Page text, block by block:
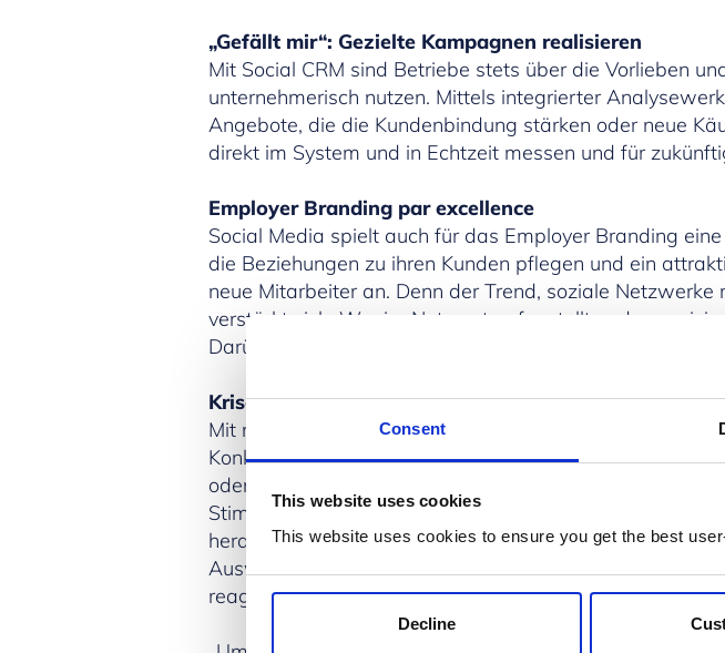
Consent
This website uses cookies
This website uses cookies to ensure you get the best
Decline
„Gefällt mir“: Gezielte Kampagnen realisieren
Mit Social CRM sind Betriebe stets über die Vorlieben
unternehmerisch nutzen. Mittels integrierter
Angebote, die die Kundenbindung stärken oder neue
direkt im System und in Echtzeit messen und für
Employer Branding par excellence
Social Media spielt auch für das Employer Branding
die Beziehungen zu ihren Kunden pflegen und ein
neue Mitarbeiter an. Denn der Trend, soziale
verstärkt sich. Wer im Netz gut aufgestellt und
Darüber hinaus lassen sich Anregungen und Fragen zu
Krisen ad-hoc abwenden
Mit minimalem Aufwand ist es zudem möglich, sich
Konkurrenz zu informieren und diese übersichtlich
oder in Foren entfällt – dies übernimmt automatisch das
Stimmungsbilder und Meinungsmacher in sozialen
herausfinden, ob Kunden, die gekündigt haben, sich
Auswirkungen auf andere Kontakte hat. Falls ja,
reagieren.